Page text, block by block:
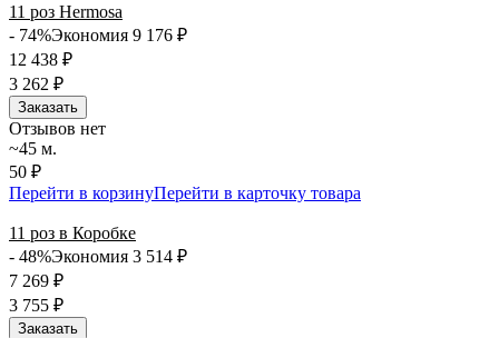
11 роз Hermosa
- 74%Экономия 9 176 ₽
12 438 ₽
3 262 ₽
Заказать
Отзывов нет
~45 м.
50 ₽
Перейти в корзинуПерейти в карточку товара
11 роз в Коробке
- 48%Экономия 3 514 ₽
7 269 ₽
3 755 ₽
Заказать